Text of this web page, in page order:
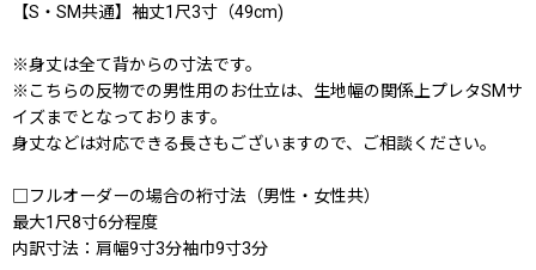
【S・SM共通】袖丈1尺3寸（49cm)
※身丈は全て背からの寸法です。
※こちらの反物での男性用のお仕立は、生地幅の関係上プレタSMサ
イズまでとなっております。
身丈などは対応できる長さもございますので、ご相談ください。
□フルオーダーの場合の裄寸法（男性・女性共）
最大1尺8寸6分程度
内訳寸法：肩幅9寸3分袖巾9寸3分